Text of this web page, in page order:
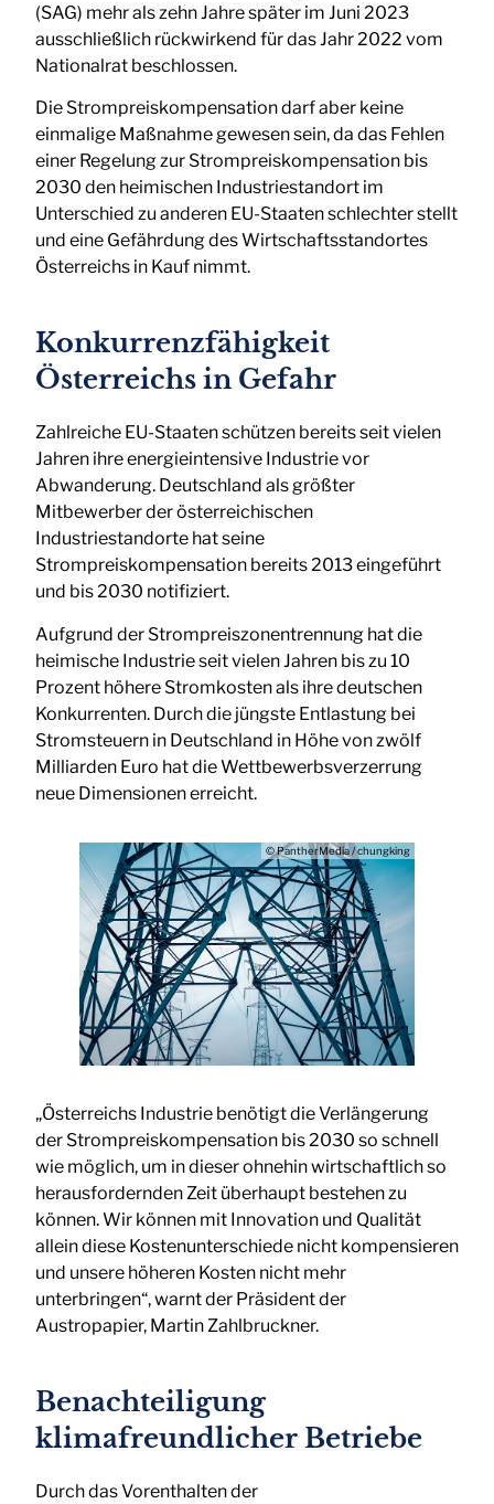
(SAG) mehr als zehn Jahre später im Juni 2023
ausschließlich rückwirkend für das Jahr 2022 vom
Nationalrat beschlossen.
Die Strompreiskompensation darf aber keine
einmalige Maßnahme gewesen sein, da das Fehlen
einer Regelung zur Strompreiskompensation bis
2030 den heimischen Industriestandort im
Unterschied zu anderen EU-Staaten schlechter stellt
und eine Gefährdung des Wirtschaftsstandortes
Österreichs in Kauf nimmt.
Konkurrenzfähigkeit
Österreichs in Gefahr
Zahlreiche EU-Staaten schützen bereits seit vielen
Jahren ihre energieintensive Industrie vor
Abwanderung. Deutschland als größter
Mitbewerber der österreichischen
Industriestandorte hat seine
Strompreiskompensation bereits 2013 eingeführt
und bis 2030 notifiziert.
Aufgrund der Strompreiszonentrennung hat die
heimische Industrie seit vielen Jahren bis zu 10
Prozent höhere Stromkosten als ihre deutschen
Konkurrenten. Durch die jüngste Entlastung bei
Stromsteuern in Deutschland in Höhe von zwölf
Milliarden Euro hat die Wettbewerbsverzerrung
neue Dimensionen erreicht.
© PantherMedia / chungking
„Österreichs Industrie benötigt die Verlängerung
der Strompreiskompensation bis 2030 so schnell
wie möglich, um in dieser ohnehin wirtschaftlich so
herausfordernden Zeit überhaupt bestehen zu
können. Wir können mit Innovation und Qualität
allein diese Kostenunterschiede nicht kompensieren
und unsere höheren Kosten nicht mehr
unterbringen“, warnt der Präsident der
Austropapier, Martin Zahlbruckner.
Benachteiligung
klimafreundlicher Betriebe
Durch das Vorenthalten der